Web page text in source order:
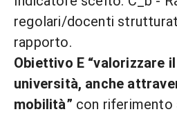
regolari/docenti
rapporto.
Obiettivo E “valorizzare
università, anche
mobilità” con riferimento